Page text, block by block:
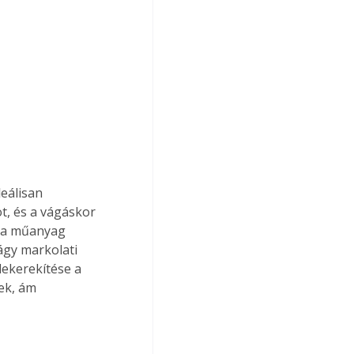
és a vágáskor
műanyag
markolati
a
ám